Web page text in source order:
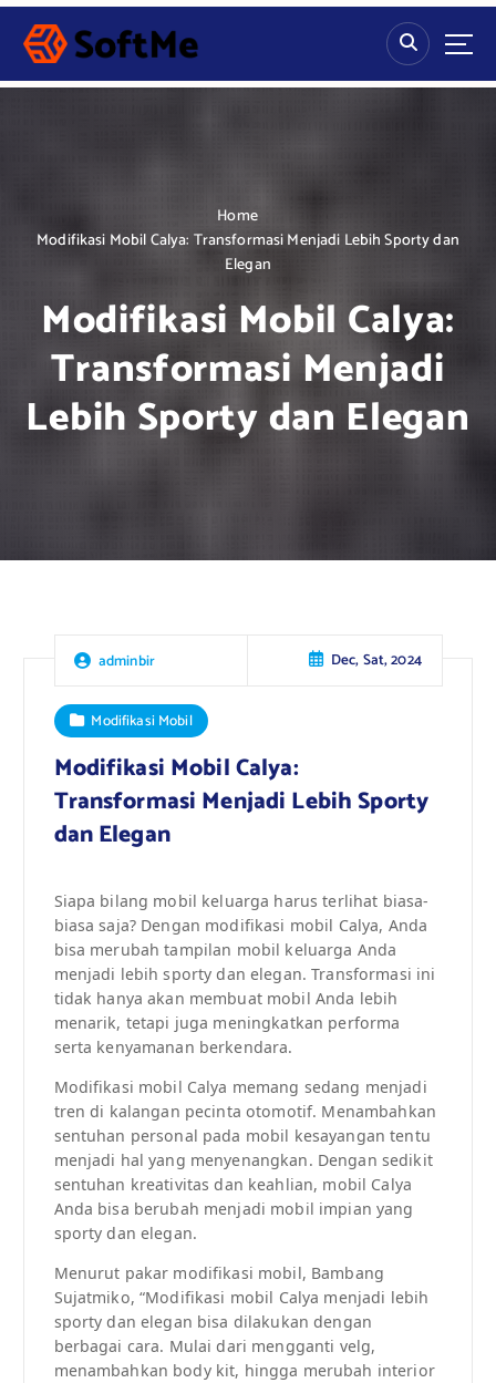
S
p
Home
Modifikasi Mobil Calya: Transformasi Menjadi Lebih Sporty dan
Elegan
Modifikasi Mobil Calya:
Transformasi Menjadi
Lebih Sporty dan Elegan
adminbir Dec, Sat, 2024
Modifikasi Mobil
Modifikasi Mobil Calya:
Transformasi Menjadi Lebih Sporty
dan Elegan
Siapa bilang mobil keluarga harus terlihat biasa-
biasa saja? Dengan modifikasi mobil Calya, Anda
bisa merubah tampilan mobil keluarga Anda
menjadi lebih sporty dan elegan. Transformasi ini
tidak hanya akan membuat mobil Anda lebih
menarik, tetapi juga meningkatkan performa
serta kenyamanan berkendara.
Modifikasi mobil Calya memang sedang menjadi
tren di kalangan pecinta otomotif. Menambahkan
sentuhan personal pada mobil kesayangan tentu
menjadi hal yang menyenangkan. Dengan sedikit
sentuhan kreativitas dan keahlian, mobil Calya
Anda bisa berubah menjadi mobil impian yang
sporty dan elegan.
Menurut pakar modifikasi mobil, Bambang
Sujatmiko, “Modifikasi mobil Calya menjadi lebih
sporty dan elegan bisa dilakukan dengan
berbagai cara. Mulai dari mengganti velg,
menambahkan body kit, hingga merubah interior